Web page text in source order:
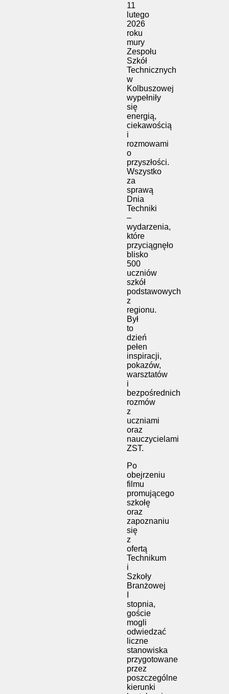
11
lutego
2026
roku
mury
Zespołu
Szkół
Technicznych
w
Kolbuszowej
wypełniły
się
energią,
ciekawością
i
rozmowami
o
przyszłości.
Wszystko
za
sprawą
Dnia
Techniki
–
wydarzenia,
które
przyciągnęło
blisko
500
uczniów
szkół
podstawowych
z
regionu.
Był
to
dzień
pełen
inspiracji,
pokazów,
warsztatów
i
bezpośrednich
rozmów
z
uczniami
oraz
nauczycielami
ZST.
Po
obejrzeniu
filmu
promującego
szkołę
oraz
zapoznaniu
się
z
ofertą
Technikum
i
Szkoły
Branżowej
stopnia,
goście
mogli
odwiedzać
liczne
stanowiska
przygotowane
przez
poszczególne
kierunki